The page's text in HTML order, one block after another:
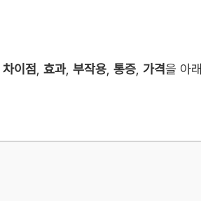
차이점 , 효과, 부작용, 통증, 가격을 아